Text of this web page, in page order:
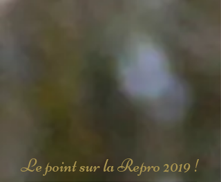
Le point sur la Repro 2019 !